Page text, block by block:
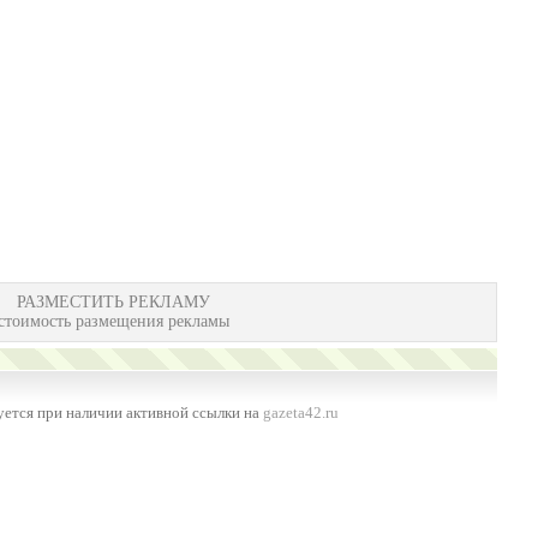
РАЗМЕСТИТЬ РЕКЛАМУ
размещения рекламы
при наличии активной ссылки на gazeta42.ru